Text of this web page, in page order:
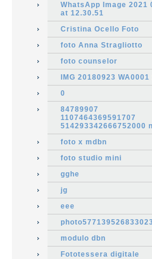
WhatsApp Image 2021
at 12.30.51
Cristina Ocello Foto
foto Anna Stragliotto
foto counselor
IMG 20180923 WA0001
0
84789907
1107464369591707
514293342666752000 n
foto x mdbn
foto studio mini
gghe
jg
eee
modulo dbn
Fototessera digitale